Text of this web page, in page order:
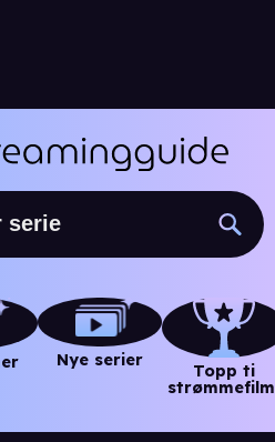
Nye serier
Topp ti